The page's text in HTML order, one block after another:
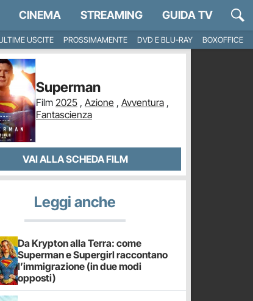
CINEMA STREAMING GUIDA TV
USCITE PROSSIMAMENTE DVD E BLU-RAY
BOXOFFICE
Superman
Film 2025 , Azione , Avventura ,
Fantascienza
VAI ALLA SCHEDA FILM
Leggi anche
Da Krypton alla Terra: come
Superman e Supergirl raccontano
l’immigrazione (in due modi
opposti)